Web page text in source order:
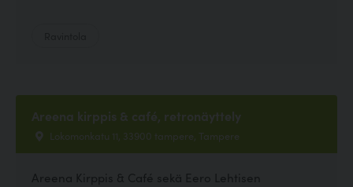
Areena kirppis & café, retronäyttely
Lokomonkatu 11, 33900 tampere, Tampere
Areena Kirppis & Café sekä Eero Lehtisen